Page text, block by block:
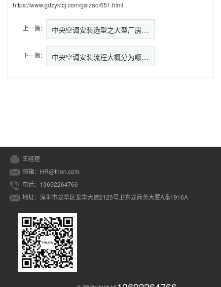
https://www.gdzyktcj.com/gaizao/651.html
上一篇： 中央空调安装选型之大型厂房选择…
下一篇： 中央空调安装流程大概分为哪几步
王经理
邮箱：HR@trlon.com
电话：13692264766
地址：深圳市龙华区龙华大道2125号卫东龙商务大厦A座1916A